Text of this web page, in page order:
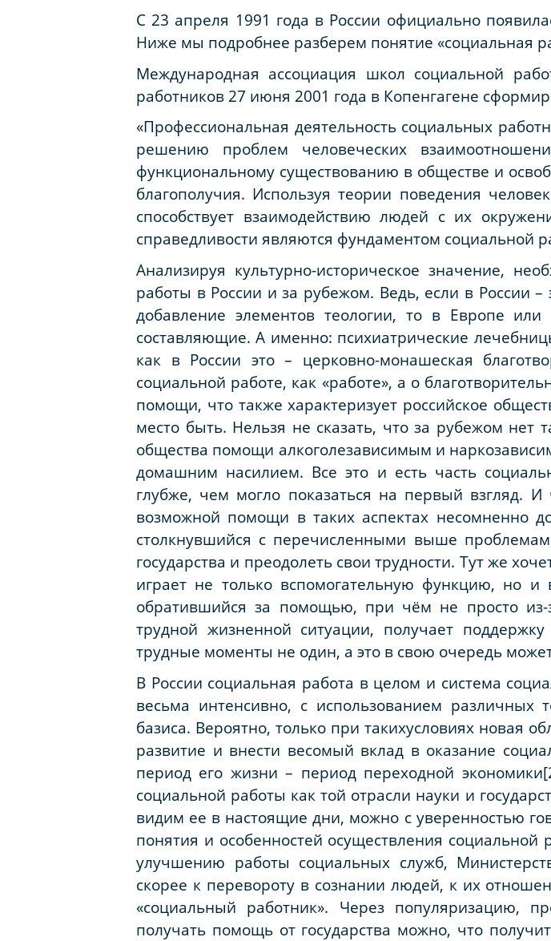
С 23 апреля 1991 года в России официально
Ниже мы подробнее разберем понятие «социальная
Международная ассоциация школ социальной
работников 27 июня 2001 года в Копенгагене
«Профессиональная деятельность социальных
решению проблем человеческих
функциональному существованию в обществе и
благополучия. Используя теории поведения
способствует взаимодействию людей с их
справедливости являются фундаментом социальной
Анализируя культурно-историческое значение,
работы в России и за рубежом. Ведь, если в России
добавление элементов теологии, то в Европе или
составляющие. А именно: психиатрические
как в России это – церковно-монашеская
социальной работе, как «работе», а о
помощи, что также характеризует российское
место быть. Нельзя не сказать, что за рубежом
общества помощи алкоголезависимым и
домашним насилием. Все это и есть часть
глубже, чем могло показаться на первый взгляд.
возможной помощи в таких аспектах несомненно
столкнувшийся с перечисленными выше
государства и преодолеть свои трудности. Тут же
играет не только вспомогательную функцию, но
обратившийся за помощью, при чём не просто из-
трудной жизненной ситуации, получает
трудные моменты не один, а это в свою очередь
В России социальная работа в целом и система
весьма интенсивно, с использованием различных
базиса. Вероятно, только при такихусловиях новая
развитие и внести весомый вклад в оказание
период его жизни – период переходной
социальной работы как той отрасли науки и
видим ее в настоящие дни, можно с уверенностью
понятия и особенностей осуществления социальной
улучшению работы социальных служб,
скорее к перевороту в сознании людей, к их
«социальный работник». Через популяризацию,
получать помощь от государства можно, что